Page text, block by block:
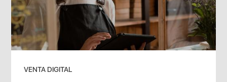
VENTA DIGITAL